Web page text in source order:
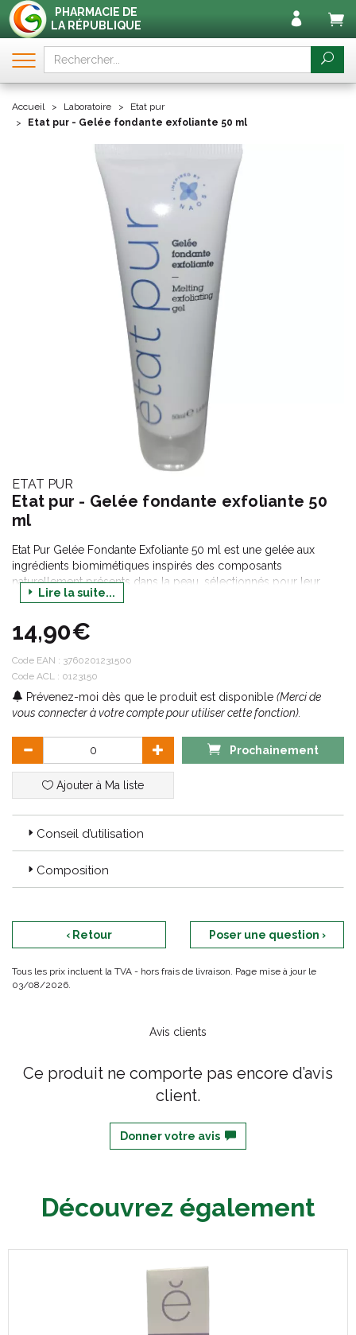
PHARMACIE DE
LA RÉPUBLIQUE
Accueil Laboratoire
Etat pur
Etat pur - Gelée fondante exfoliante 50 ml
ETAT PUR
Etat pur - Gelée fondante exfoliante 50
ml
Etat Pur Gelée Fondante Exfoliante 50 ml est une gelée aux
ingrédients biomimétiques inspirés des composants
naturellement présents dans la peau, sélectionnés pour leur
degré de pureté et leur parfaite affinité avec la peau. Elle élimine
Testé sous contrôle dermatologique.
Fabriqué en France
Lire la suite...
14,90€
Code EAN : 3760201231500
Code ACL : 0123150
Prévenez-moi dès que le produit est disponible (Merci de
vous connecter à votre compte pour utiliser cette fonction).
Prochainement
Ajouter à Ma liste
Conseil d’utilisation
Composition
‹ Retour Poser une question ›
Tous les prix incluent la TVA - hors frais de livraison. Page mise à jour le
03/08/2026.
Avis clients
Ce produit ne comporte pas encore d’avis
client.
Donner votre avis
Découvrez également